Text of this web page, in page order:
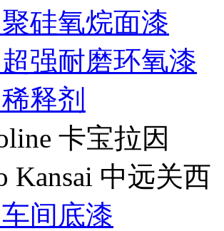
聚硅氧烷面漆
超强耐磨环氧漆
释剂
卡宝拉因
Kansai 中远关西
车间底漆